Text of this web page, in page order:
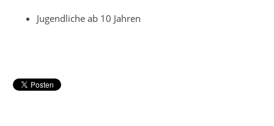
Jugendliche ab 10 Jahren